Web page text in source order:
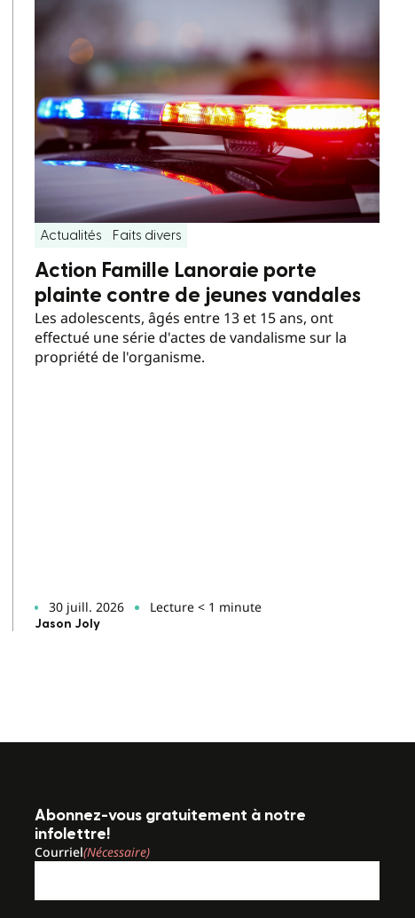
Actualités Faits divers
Action Famille Lanoraie porte
plainte contre de jeunes vandales
Les adolescents, âgés entre 13 et 15 ans, ont
effectué une série d'actes de vandalisme sur la
propriété de l'organisme.
30 juill. 2026 Lecture < 1 minute
Jason Joly
Abonnez-vous gratuitement à notre
infolettre!
Courriel(Nécessaire)